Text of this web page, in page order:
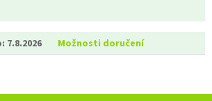
7.8.2026 Možnosti doručení